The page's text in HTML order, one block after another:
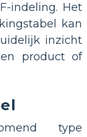
indeling. Het
kan
inzicht
product of
type